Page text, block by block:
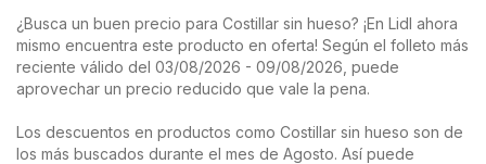
¿Busca un buen precio para Costillar sin hueso? ¡En Lidl ahora
mismo encuentra este producto en oferta! Según el folleto más
reciente válido del 03/08/2026 - 09/08/2026, puede
aprovechar un precio reducido que vale la pena.
Los descuentos en productos como Costillar sin hueso son de
los más buscados durante el mes de Agosto. Así puede